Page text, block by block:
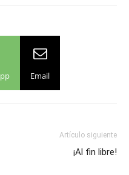
Email
Artículo siguiente
¡Al fin libre!